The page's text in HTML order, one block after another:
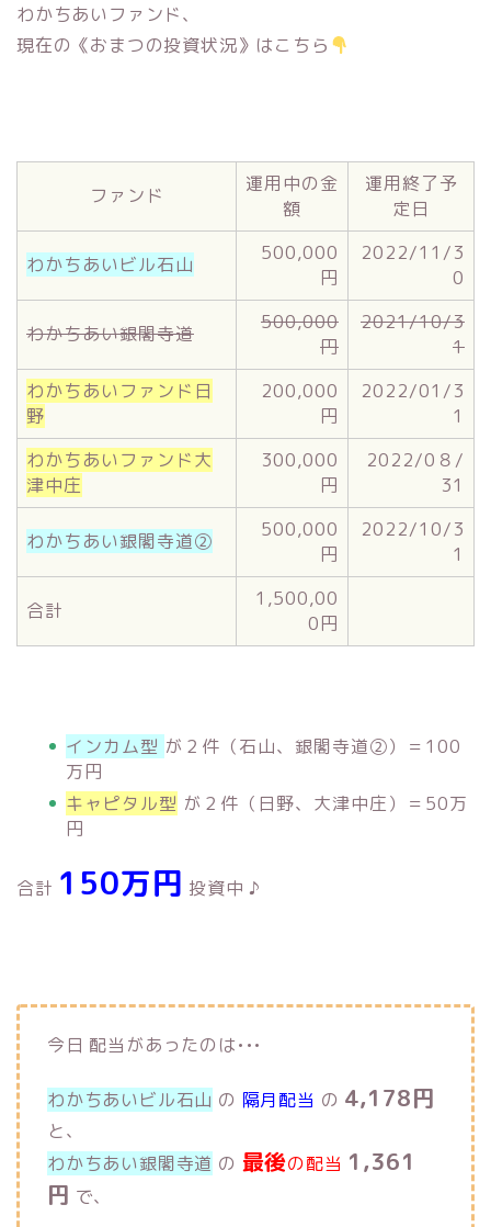
わかちあいファンド、
現在の《おまつの投資状況》はこちら
ファンド
運用中の金
額
運用終了予
定日
わかちあいビル石山
500,000
円
2022/11/3
0
わかちあい銀閣寺道
500,000
円
2021/10/3
1
わかちあいファンド日
野
200,000
円
2022/01/3
1
わかちあいファンド大
津中庄
300,000
円
2022/0８/
31
わかちあい銀閣寺道②
500,000
円
2022/10/3
1
合計
1,500,00
0円
インカム型 が２件（石山、銀閣寺道②）＝100
万円
キャピタル型 が２件（日野、大津中庄）＝50万
円
合計 150万円 投資中 ♪
今日 配当があったのは•••
わかちあいビル石山 の 隔月配当 の 4,178円
と、
わかちあい銀閣寺道 の 最後の配当 1,361
円 で、